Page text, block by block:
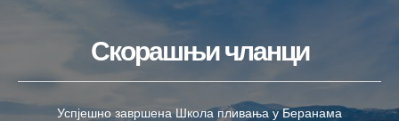
Скорашњи чланци
Успјешно завршена Школа пливања у Беранама